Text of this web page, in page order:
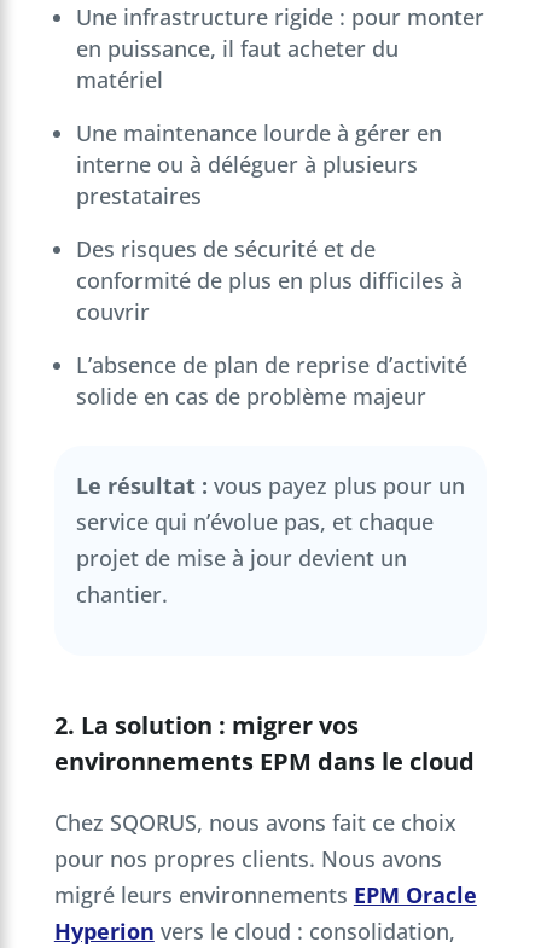
Une infrastructure rigide : pour monter
en puissance, il faut acheter du
matériel
Une maintenance lourde à gérer en
interne ou à déléguer à plusieurs
prestataires
Des risques de sécurité et de
conformité de plus en plus difficiles à
couvrir
L’absence de plan de reprise d’activité
solide en cas de problème majeur
Le résultat : vous payez plus pour un
service qui n’évolue pas, et chaque
projet de mise à jour devient un
chantier.
2. La solution : migrer vos
environnements EPM dans le cloud
Chez SQORUS, nous avons fait ce choix
pour nos propres clients. Nous avons
migré leurs environnements EPM Oracle
Hyperion vers le cloud : consolidation,